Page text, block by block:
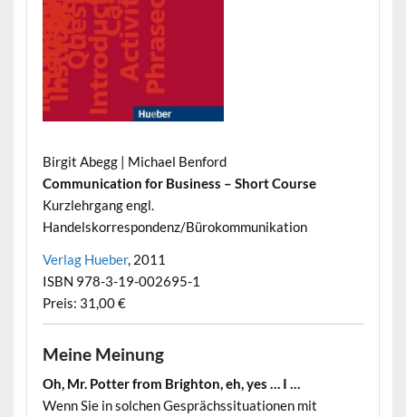
Birgit Abegg | Michael Benford
Communication for Business – Short Course
Kurzlehrgang engl.
Handelskorrespondenz/Bürokommunikation
Verlag Hueber, 2011
ISBN 978-3-19-002695-1
Preis: 31,00 €
Meine Meinung
Oh, Mr. Potter from Brighton, eh, yes … I …
Wenn Sie in solchen Gesprächssituationen mit